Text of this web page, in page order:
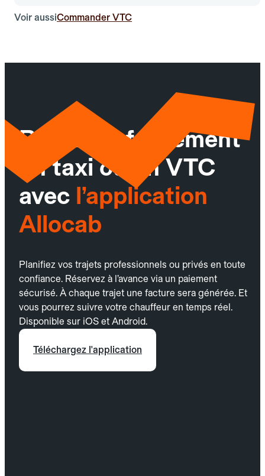
Voir aussiCommander VTC
Réservez facilement
un taxi ou un VTC
avec l’application
Allocab
Planifiez vos trajets professionnels ou privés en toute
confiance. Réservez à l’avance via un paiement
sécurisé. À chaque trajet une facture sera générée. Et
vous pourrez suivre votre chauffeur en temps réel.
Disponible sur iOS et Android.
Téléchargez l'application